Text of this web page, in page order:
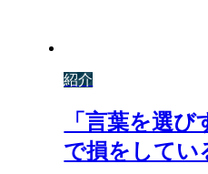
紹介
「言葉を選
で損をしてい